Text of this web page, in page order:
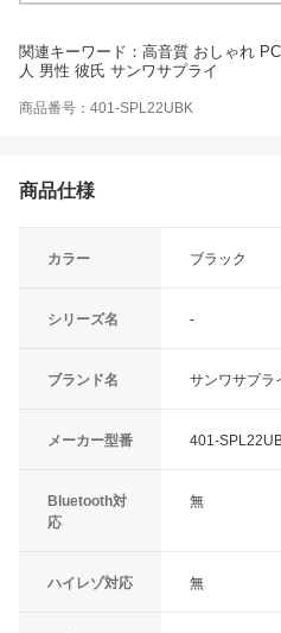
関連キーワード：高音質 おしゃれ
人 男性 彼氏 サンワサプライ
商品番号：401-SPL22UBK
商品仕様
カラー ブラック
シリーズ名 -
ブランド名 サンワサプラ
メーカー型番 401-
Bluetooth対
応
無
ハイレゾ対応 無